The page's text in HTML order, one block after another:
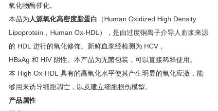
氧化物酶催化。
本品为 人源氧化高密度脂蛋白
（Human Oxidized High Density
Lipoprotein，Human Ox-HDL），是由过度铜离子介导人血浆来源
的 HDL 进行的氧化修饰。新鲜血浆经检测为 HCV，
HBsAg 和 HIV 阴性。本产品为无菌包装，可以直接稀释使用。
本 High Ox-HDL 具有的高氧化水平使其产生明显的氧化应激，能
够用来诱导细胞凋亡，以及建立细胞损伤模型。
产品属性